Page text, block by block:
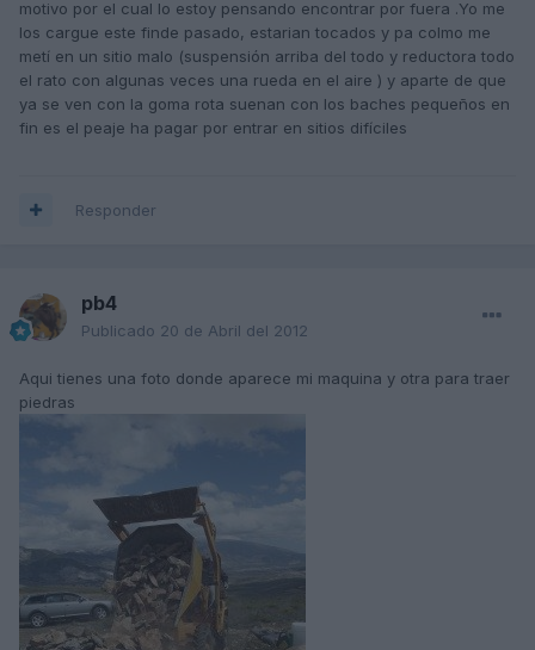
motivo por el cual lo estoy pensando encontrar por fuera .Yo me
los cargue este finde pasado, estarian tocados y pa colmo me
metí en un sitio malo (suspensión arriba del todo y reductora todo
el rato con algunas veces una rueda en el aire ) y aparte de que
ya se ven con la goma rota suenan con los baches pequeños en
fin es el peaje ha pagar por entrar en sitios difíciles
Responder
pb4
Publicado 20 de Abril del 2012
Aqui tienes una foto donde aparece mi maquina y otra para traer
piedras